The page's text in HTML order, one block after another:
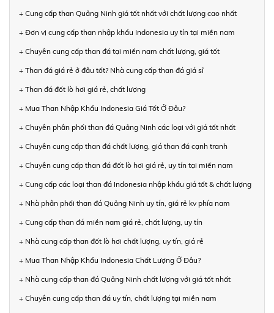
+ Cung cấp than Quảng Ninh giá tốt nhất với chất lượng cao nhất
+ Đơn vị cung cấp than nhập khẩu Indonesia uy tín tại miền nam
+ Chuyên cung cấp than đá tại miền nam chất lượng, giá tốt
+ Than đá giá rẻ ở đâu tốt? Nhà cung cấp than đá giá sỉ
+ Than đá đốt lò hơi giá rẻ, chất lượng
+ Mua Than Nhập Khẩu Indonesia Giá Tốt Ở Đâu?
+ Chuyên phân phối than đá Quảng Ninh các loại với giá tốt nhất
+ Chuyên cung cấp than đá chất lượng, giá than đá cạnh tranh
+ Chuyên cung cấp than đá đốt lò hơi giá rẻ, uy tín tại miền nam
+ Cung cấp các loại than đá Indonesia nhập khẩu giá tốt & chất lượng
+ Nhà phân phối than đá Quảng Ninh uy tín, giá rẻ kv phía nam
+ Cung cấp than đá miền nam giá rẻ, chất lượng, uy tín
+ Nhà cung cấp than đốt lò hơi chất lượng, uy tín, giá rẻ
+ Mua Than Nhập Khẩu Indonesia Chất Lượng Ở Đâu?
+ Nhà cung cấp than đá Quảng Ninh chất lượng với giá tốt nhất
+ Chuyên cung cấp than đá uy tín, chất lượng tại miền nam